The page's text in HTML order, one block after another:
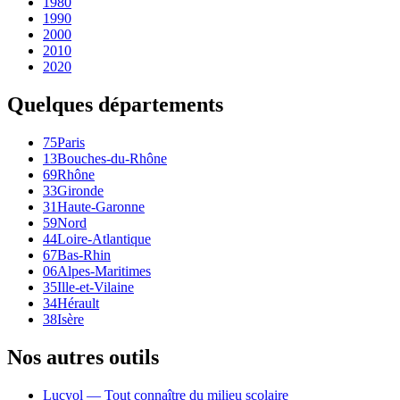
1990
2000
2010
2020
Quelques départements
75Paris
13Bouches-du-Rhône
69Rhône
33Gironde
31Haute-Garonne
59Nord
44Loire-Atlantique
67Bas-Rhin
06Alpes-Maritimes
35Ille-et-Vilaine
34Hérault
38Isère
Nos autres outils
Lucyol — Tout connaître du milieu scolaire